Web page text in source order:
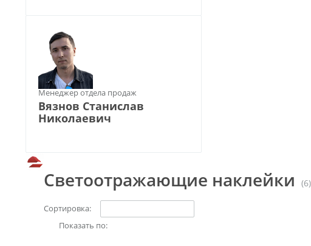
Менеджер отдела продаж
Вязнов Станислав
Николаевич
Светоотражающие наклейки (6)
Сортировка:
Показать по: